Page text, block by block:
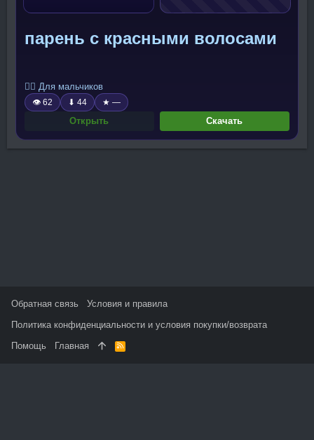
парень с красными волосами
🧍‍♂️ Для мальчиков
👁 62 ⬇ 44 ★ —
Открыть Скачать
Обратная связь
Условия и правила
Политика конфиденциальности и условия покупки/возврата
Помощь
Главная
R